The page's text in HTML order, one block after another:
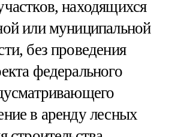
находящихся
или муниципальной
без проведения
федерального
в аренду лесных